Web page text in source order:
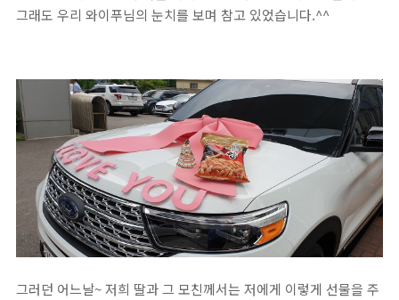
그래도 우리 와이푸님의 눈치를 보며 참고 있었습니다.^^
그러던 어느날~ 저희 딸과 그 모친께서는 저에게 이렇게 선물을 주